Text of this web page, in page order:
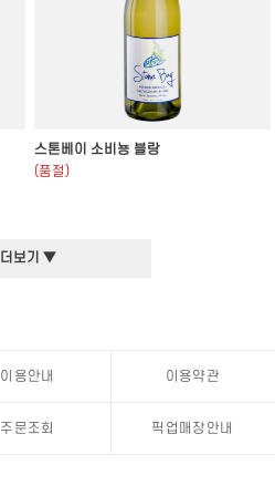
스톤베이 소비뇽 블랑
(품절)
더보기 ▼
이용안내 이용약관
주문조회 픽업매장안내